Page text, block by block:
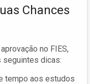
Chances
no FIES,
seguintes dicas:
tempo aos estudos